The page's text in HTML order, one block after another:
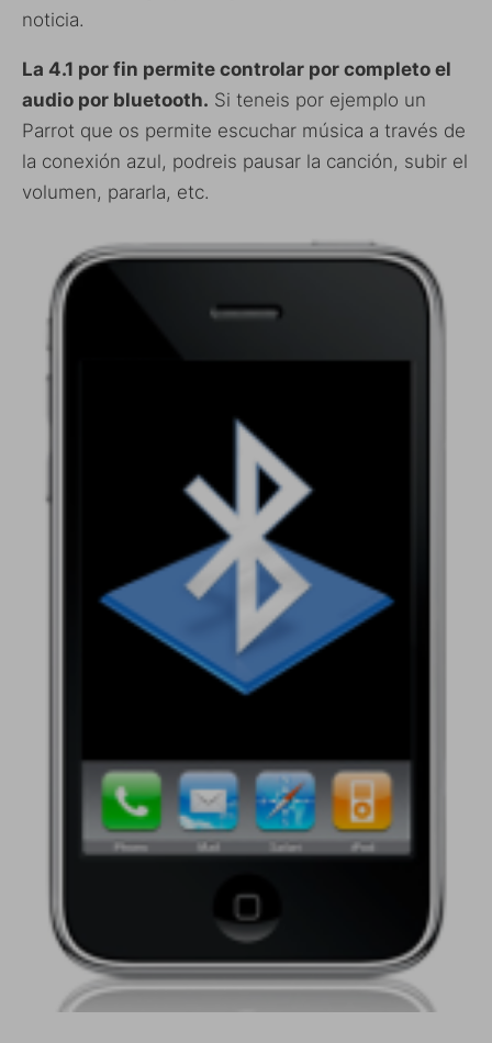
noticia.
La 4.1 por fin permite controlar por completo el
audio por bluetooth. Si teneis por ejemplo un
Parrot que os permite escuchar música a través de
la conexión azul, podreis pausar la canción, subir el
volumen, pararla, etc.